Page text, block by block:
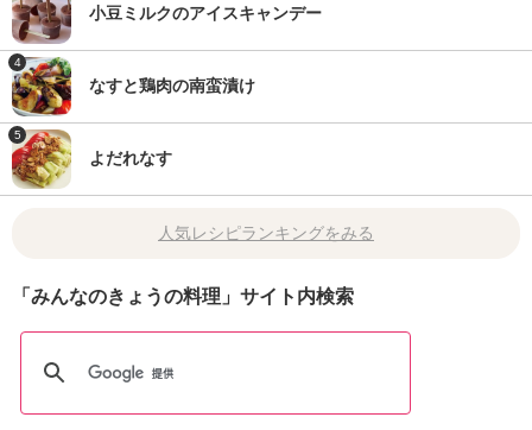
小豆ミルクのアイスキャンデー
4
なすと鶏肉の南蛮漬け
5
よだれなす
人気レシピランキングをみる
「みんなのきょうの料理」サイト内検索